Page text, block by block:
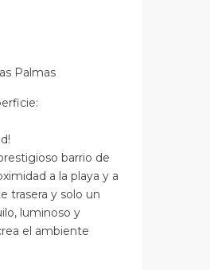
Palmas
barrio de
a la playa y a
trasera y solo un
luminoso y
el ambiente